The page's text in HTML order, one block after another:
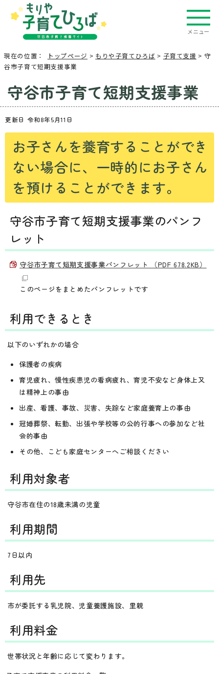
メニュー
現在の位置： トップページ > もりや子育てひろば > 子育て支援 > 守
谷市子育て短期支援事業
守谷市子育て短期支援事業
更新日 令和8年5月11日
お子さんを養育することができ
ない場合に、一時的にお子さん
を預けることができます。
守谷市子育て短期支援事業のパンフ
レット
守谷市子育て短期支援事業パンフレット （PDF 678.2KB）
このページをまとめたパンフレットです
利用できるとき
以下のいずれかの場合
保護者の疾病
育児疲れ、慢性疾患児の看病疲れ、育児不安など身体上又
は精神上の事由
出産、看護、事故、災害、失踪など家庭養育上の事由
冠婚葬祭、転勤、出張や学校等の公的行事への参加など社
会的事由
その他、こども家庭センターへご相談ください
利用対象者
守谷市在住の18歳未満の児童
利用期間
7日以内
利用先
市が委託する乳児院、児童養護施設、里親
利用料金
世帯状況と年齢に応じて変わります。